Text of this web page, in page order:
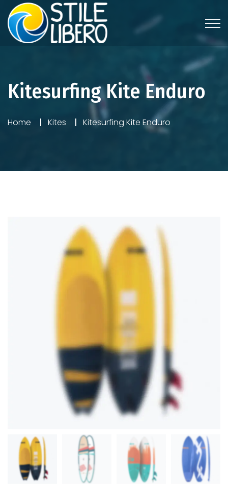
Kitesurfing Kite Enduro
Home Kites Kitesurfing Kite Enduro